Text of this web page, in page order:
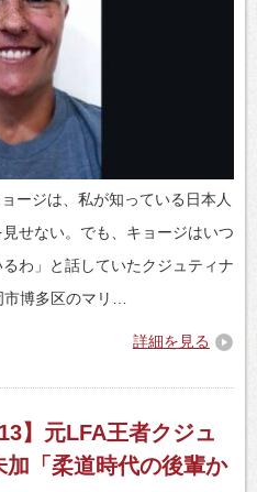
ージは、私が知っている日本人
せない。でも、キョージはいつ
わ」と話していたクジュティナ
博多区のマリ…
詳細を見る
】元LFA王者クジュ
「柔道時代の後輩か